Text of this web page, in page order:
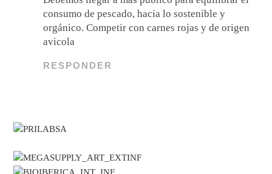
consumo de pescado, hacia lo sostenible y
orgánico. Competir con carnes rojas y de origen
avicola
RESPONDER